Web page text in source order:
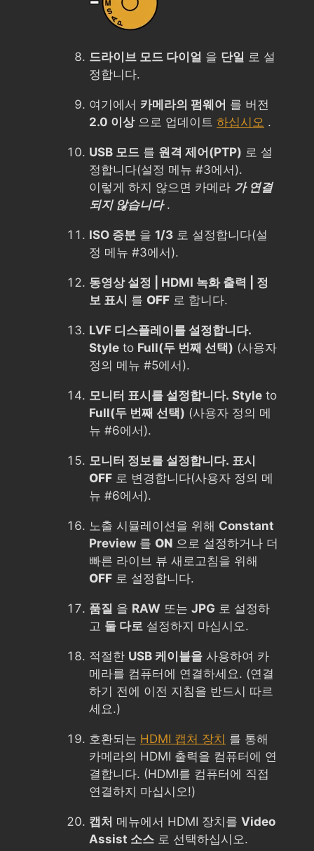
드라이브 모드 다이얼 을 단일 로 설
정합니다.
여기에서 카메라의 펌웨어 를 버전
2.0 이상으로 업데이트 하십시오 .
USB 모드 를 원격 제어(PTP) 로 설
정합니다(설정 메뉴 #3에서).
이렇게 하지 않으면 카메라 가 연결
되지 않습니다.
ISO 증분 을 1/3 로 설정합니다(설
정 메뉴 #3에서).
동영상 설정 | HDMI 녹화 출력 | 정
보 표시 를 OFF 로 합니다.
LVF 디스플레이를 설정합니다.
Style to Full(두 번째 선택) (사용자
정의 메뉴 #5에서).
모니터 표시를 설정합니다. Style to
Full(두 번째 선택) (사용자 정의 메
뉴 #6에서).
모니터 정보를 설정합니다. 표시
OFF 로 변경합니다(사용자 정의 메
뉴 #6에서).
노출 시뮬레이션을 위해 Constant
Preview 를 ON 으로 설정하거나 더
빠른 라이브 뷰 새로고침을 위해
OFF 로 설정합니다.
품질 을 RAW 또는 JPG 로 설정하
고 둘 다로 설정하지 마십시오.
적절한 USB 케이블을 사용하여 카
메라를 컴퓨터에 연결하세요. (연결
하기 전에 이전 지침을 반드시 따르
세요.)
호환되는 HDMI 캡처 장치 를 통해
카메라의 HDMI 출력을 컴퓨터에 연
결합니다. (HDMI를 컴퓨터에 직접
연결하지 마십시오!)
캡처 메뉴에서 HDMI 장치를 Video
Assist 소스 로 선택하십시오.